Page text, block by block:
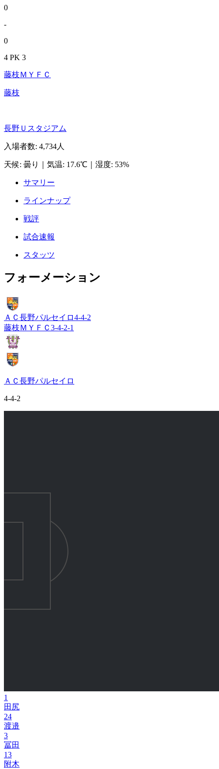
0
-
0
4 PK 3
藤枝ＭＹＦＣ
藤枝
長野Ｕスタジアム
入場者数: 4,734人
天候: 曇り 気温: 17.6℃ 湿度: 53%
サマリー
ラインナップ
戦評
試合速報
スタッツ
フォーメーション
ＡＣ長野パルセイロ4-4-2
藤枝ＭＹＦＣ 3-4-2-1
ＡＣ長野パルセイロ
4-4-2
1
田尻
24
渡邉
3
冨田
13
附木